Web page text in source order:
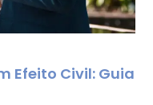
Efeito Civil: Guia